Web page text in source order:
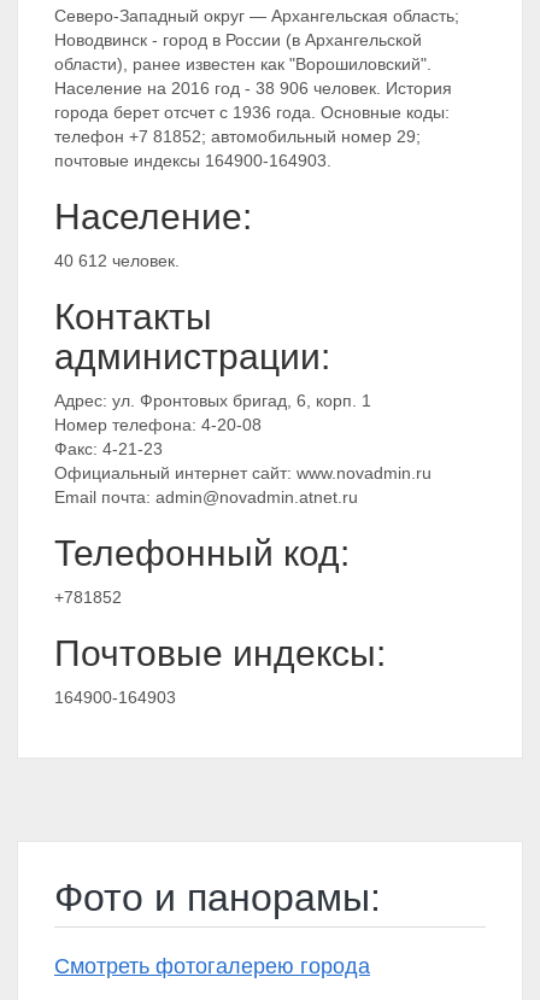
Северо-Западный округ — Архангельская область;
Новодвинск - город в России (в Архангельской
области), ранее известен как "Ворошиловский".
Население на 2016 год - 38 906 человек. История
города берет отсчет с 1936 года. Основные коды:
телефон +7 81852; автомобильный номер 29;
почтовые индексы 164900-164903.
Население:
40 612 человек.
Контакты
администрации:
Адрес: ул. Фронтовых бригад, 6, корп. 1
Номер телефона: 4-20-08
Факс: 4-21-23
Официальный интернет сайт: www.novadmin.ru
Email почта: admin@novadmin.atnet.ru
Телефонный код:
+781852
Почтовые индексы:
164900-164903
Фото и панорамы:
Смотреть фотогалерею города